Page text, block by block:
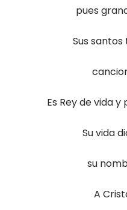
pues
Sus
Es Rey de vida
Su vida
su
A